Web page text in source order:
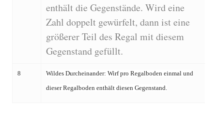
enthält die Gegenstände. Wird eine
Zahl doppelt gewürfelt, dann ist eine
größerer Teil des Regal mit diesem
Gegenstand gefüllt.
8
Wildes Durcheinander: Wirf pro Regalboden einmal und
dieser Regalboden enthält diesen Gegenstand.